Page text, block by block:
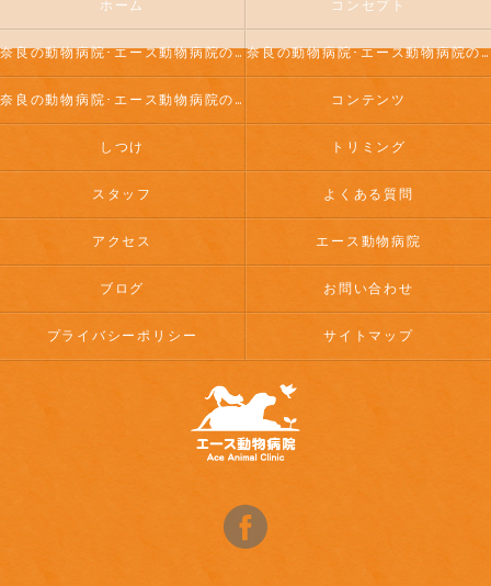
ホーム コンセプト
奈良の動物病院･エース動物病院の口コミ情報 奈良の動物病院･エース動物病院の評判
奈良の動物病院･エース動物病院のお客様の声 コンテンツ
しつけ トリミング
スタッフ よくある質問
アクセス エース動物病院
ブログ お問い合わせ
プライバシーポリシー サイトマップ